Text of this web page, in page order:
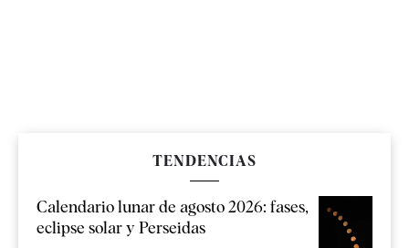
TENDENCIAS
Calendario lunar de agosto 2026: fases,
eclipse solar y Perseidas